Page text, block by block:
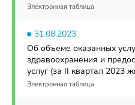
Электронная таблица
31.08.2023
Об объеме оказанных
здравоохранения и
услуг (за II квартал 2023
Электронная таблица